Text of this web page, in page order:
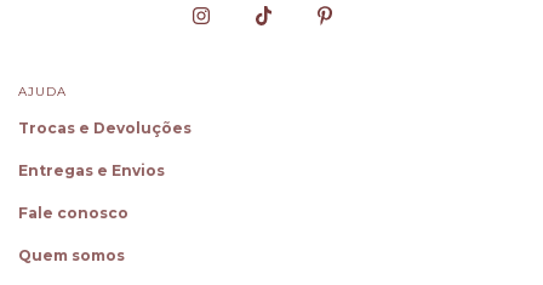
AJUDA
Trocas e Devoluções
Entregas e Envios
Fale conosco
Quem somos